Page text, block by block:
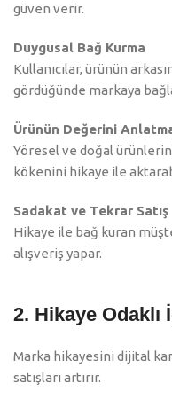
güven verir.
Duygusal Bağ Kurma
Kullanıcılar, ürünün
gördüğünde markaya
Ürünün Değerini
Yöresel ve doğal
kökenini hikaye ile
Sadakat ve Tekrar Satış
Hikaye ile bağ kuran
alışveriş yapar.
2. Hikaye
Marka hikayesini dijital
satışları artırır.